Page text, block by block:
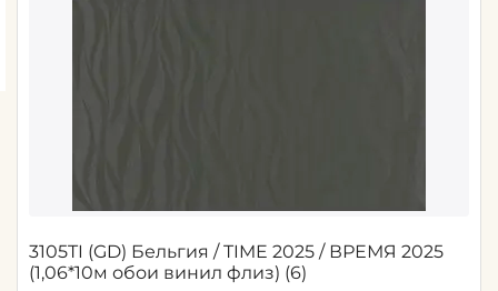
3105TI (GD) Бельгия / TIME 2025 / ВРЕМЯ 2025
(1,06*10м обои винил флиз) (6)